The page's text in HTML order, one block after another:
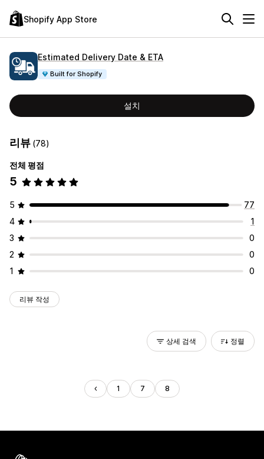
Shopify App Store
Estimated Delivery Date & ETA
Built for Shopify
설치
리뷰 (78)
전체 평점
5
5
77
4
1
3
0
2
0
1
0
리뷰 작성
상세 검색 정렬
1 7 8